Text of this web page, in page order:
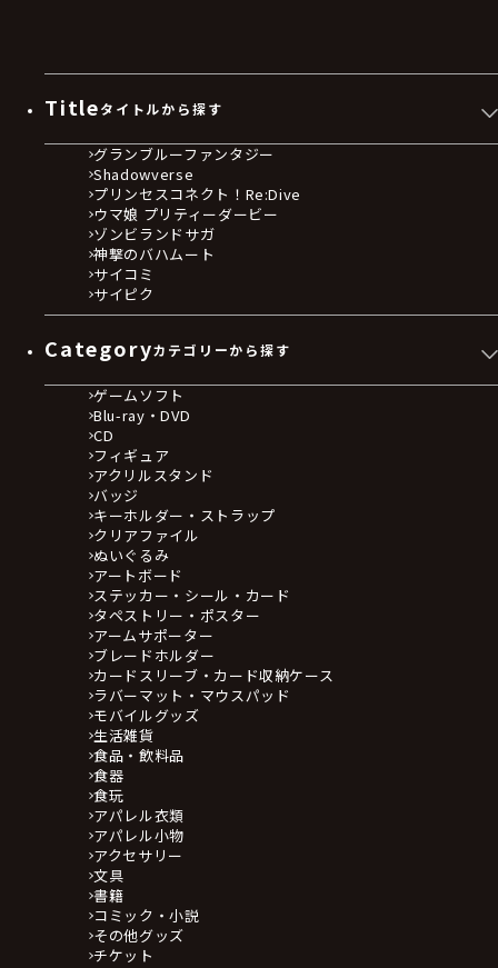
Titleタイトルから探す
グランブルーファンタジー
Shadowverse
プリンセスコネクト！Re:Dive
ウマ娘 プリティーダービー
ゾンビランドサガ
神撃のバハムート
サイコミ
サイピク
Categoryカテゴリーから探す
ゲームソフト
Blu-ray・DVD
CD
フィギュア
アクリルスタンド
バッジ
キーホルダー・ストラップ
クリアファイル
ぬいぐるみ
アートボード
ステッカー・シール・カード
タペストリー・ポスター
アームサポーター
ブレードホルダー
カードスリーブ・カード収納ケース
ラバーマット・マウスパッド
モバイルグッズ
生活雑貨
食品・飲料品
食器
食玩
アパレル衣類
アパレル小物
アクセサリー
文具
書籍
コミック・小説
その他グッズ
チケット